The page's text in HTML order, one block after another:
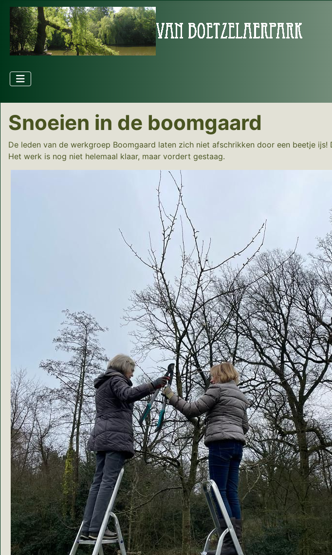
Snoeien in de boomgaard
De leden van de werkgroep Boomgaard laten zich niet afschrikken door een beetje
Het werk is nog niet helemaal klaar, maar vordert gestaag.